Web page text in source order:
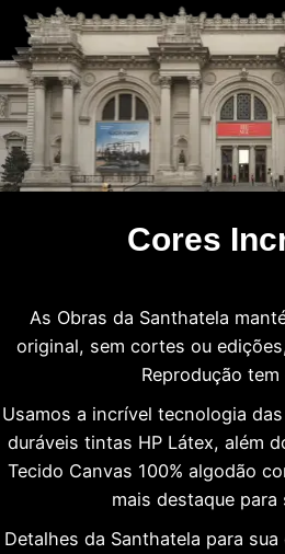
Cores
As Obras da Santhatela
original, sem cortes ou
Reprodução tem
Usamos a incrível tecnologia
duráveis tintas HP Látex, além
Tecido Canvas 100% algodão
mais destaque para
Detalhes da Santhatela para